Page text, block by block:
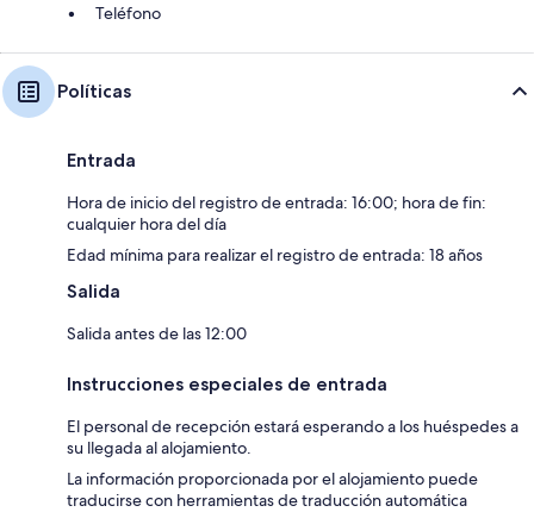
Teléfono
Políticas
Entrada
Hora de inicio del registro de entrada: 16:00; hora de fin:
cualquier hora del día
Edad mínima para realizar el registro de entrada: 18 años
Salida
Salida antes de las 12:00
Instrucciones especiales de entrada
El personal de recepción estará esperando a los huéspedes a
su llegada al alojamiento.
La información proporcionada por el alojamiento puede
traducirse con herramientas de traducción automática